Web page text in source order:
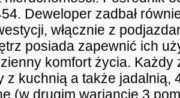
Deweloper zadbał
włącznie z
posiada zapewnić ich
komfort życia. Każdy
z kuchnią a także jadalnią,
(w drugim wariancie 3